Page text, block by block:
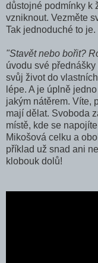
důstojné podmínky k
vzniknout. Vezměte
Tak jednoduché to
"Stavět nebo bořit?
úvodu své
svůj život do
lépe. A je úplně
jakým nátěrem. Víte,
mají dělat. Svoboda
místě, kde se
Mikošová celku a
příklad už snad ani
klobouk dolů!